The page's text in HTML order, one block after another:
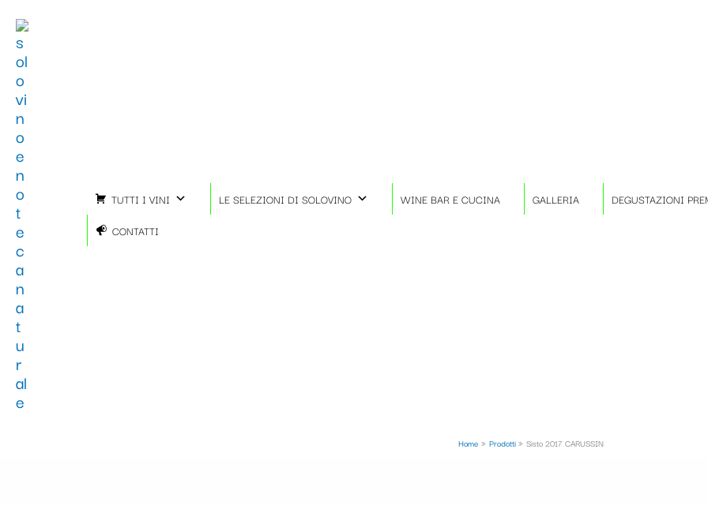
contenuto
TUTTI I VINI LE SELEZIONI DI SOLOVINO WINE BAR E CUCINA GALLERIA DEGUSTAZIONI
CONTATTI
Home Prodotti Sisto 2017 CARUSSIN
fiscale:
Carrello: